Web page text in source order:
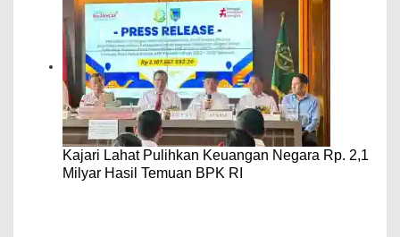
Kajari Lahat Pulihkan Keuangan Negara Rp. 2,1
Milyar Hasil Temuan BPK RI